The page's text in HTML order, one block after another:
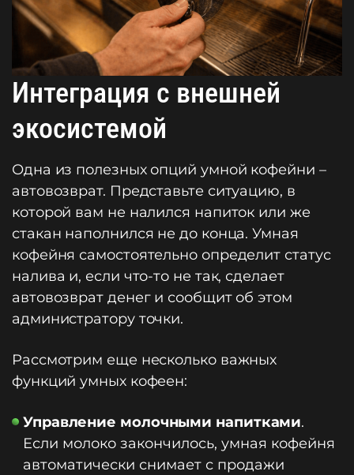
Интеграция с внешней
экосистемой
Одна из полезных опций умной кофейни –
автовозврат. Представьте ситуацию, в
которой вам не налился напиток или же
стакан наполнился не до конца. Умная
кофейня самостоятельно определит статус
налива и, если что-то не так, сделает
автовозврат денег и сообщит об этом
администратору точки.
Рассмотрим еще несколько важных
функций умных кофеен:
Управление молочными напитками.
Если молоко закончилось, умная кофейня
автоматически снимает с продажи